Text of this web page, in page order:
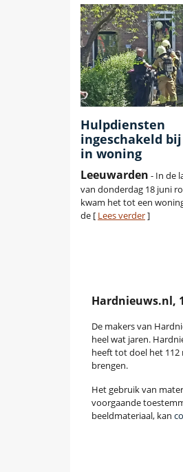
Hulpdiensten
ingeschakeld
in woning
Leeuwarden - In de
van donderdag 18 juni
kwam het tot een
de [ Lees verder]
Hardnieuws.nl,
De makers van
heel wat jaren.
heeft tot doel het 112
brengen.
Het gebruik van
voorgaande
beeldmateriaal, kan